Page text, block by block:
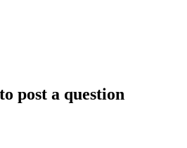
post a question